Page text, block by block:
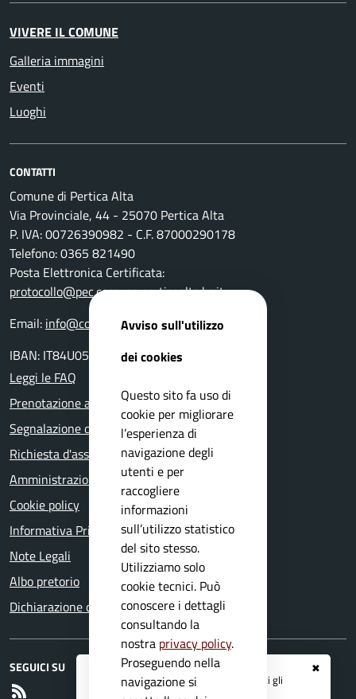
✖
Registrati ai serviziAPP IO
e ricevi tutti gli
aggiornamenti dall'Ente
VIVERE IL COMUNE
Galleria immagini
Eventi
Luoghi
CONTATTI
Comune di Pertica Alta
Via Provinciale, 44 - 25070 Pertica Alta
P. IVA: 00726390982 - C.F. 87000290178
Telefono: 0365 821490
Posta Elettronica Certificata:
protocollo@pec.comune.perticaalta.bs.it
Email: info@comune.perticaalta.bs.it
IBAN: IT84U0511655390000000028800
Leggi le FAQ
Prenotazione appuntamento
Segnalazione disservizio
Richiesta d'assistenza
Amministrazione trasparente
Cookie policy
Informativa Privacy
Note Legali
Albo pretorio
Dichiarazione di accessibilità
SEGUICI SU
Avviso sull'utilizzo
dei cookies
Questo sito fa uso di
cookie per migliorare
l’esperienza di
navigazione degli
utenti e per
raccogliere
informazioni
sull’utilizzo statistico
del sito stesso.
Utilizziamo solo
cookie tecnici. Può
conoscere i dettagli
consultando la
nostra privacy policy.
Proseguendo nella
navigazione si